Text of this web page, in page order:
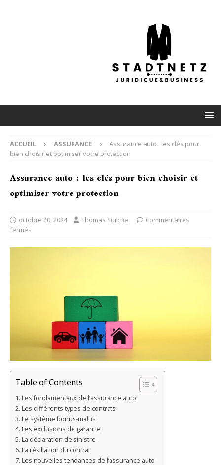
ACCUEIL ASSURANCE
Assurance auto : les clés pour
bien choisir et optimiser votre protection
Assurance auto : les clés pour bien choisir et
optimiser votre protection
octobre 20, 2024 Thomas Surchet
Commentaires
fermés
Table of Contents
Les fondamentaux de l’assurance auto
Les différents types de contrats
Le système bonus-malus
Les exclusions de garantie
La déclaration de sinistre
La résiliation du contrat
Les nouvelles tendances de l’assurance auto